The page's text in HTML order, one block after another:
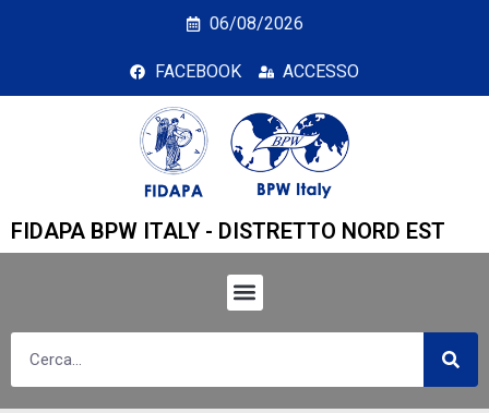
La Sezione di Padova
06/08/2026
FACEBOOK ACCESSO
FIDAPA BPW ITALY - DISTRETTO NORD EST